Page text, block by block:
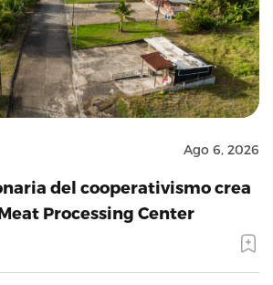
Ago 6, 2026
del cooperativismo crea
Processing Center